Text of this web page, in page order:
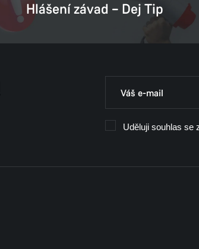
Hlášení závad – Dej Tip
Uděluji souhlas se